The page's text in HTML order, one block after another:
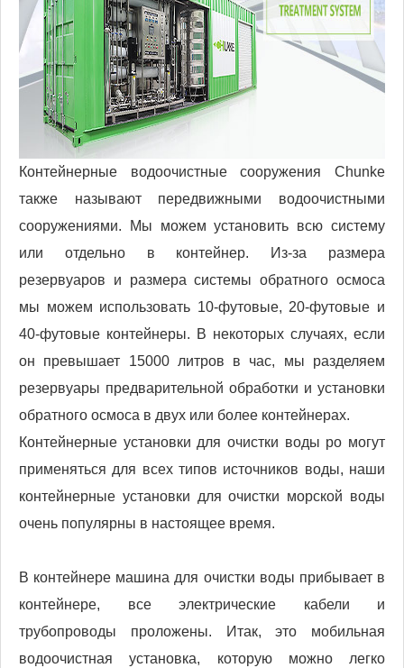
Контейнерные водоочистные сооружения Chunke
также называют передвижными водоочистными
сооружениями. Мы можем установить всю систему
или отдельно в контейнер. Из-за размера
резервуаров и размера системы обратного осмоса
мы можем использовать 10-футовые, 20-футовые и
40-футовые контейнеры. В некоторых случаях, если
он превышает 15000 литров в час, мы разделяем
резервуары предварительной обработки и установки
обратного осмоса в двух или более контейнерах.
Контейнерные установки для очистки воды ро могут
применяться для всех типов источников воды, наши
контейнерные установки для очистки морской воды
очень популярны в настоящее время.
В контейнере машина для очистки воды прибывает в
контейнере, все электрические кабели и
трубопроводы проложены. Итак, это мобильная
водоочистная установка, которую можно легко